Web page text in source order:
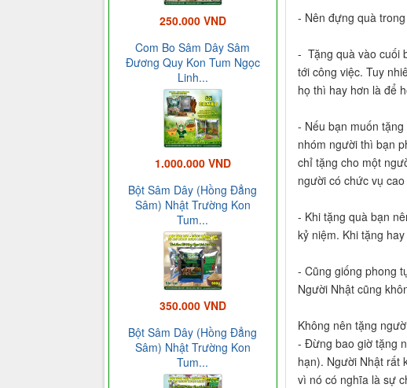
- Nên đựng quà
- Tặng quà vào cuối
tới công việc. Tuy
họ thì hay hơn là để
- Nếu bạn muốn
nhóm người thì bạn
chỉ tặng cho một
người có chức vụ
- Khi tặng quà bạn
kỷ niệm. Khi tặng
- Cũng giống phong
Người Nhật cũng
Không nên tặng
- Đừng bao giờ tặng
hạn). Người Nhật rất
vì nó có nghĩa là sự
250.000 VND
Com Bo Sâm Dây Sâm
Đương Quy Kon Tum Ngọc
Linh...
1.000.000 VND
Bột Sâm Dây (Hồng Đẳng
Sâm) Nhật Trường Kon
Tum...
350.000 VND
Bột Sâm Dây (Hồng Đẳng
Sâm) Nhật Trường Kon
Tum...